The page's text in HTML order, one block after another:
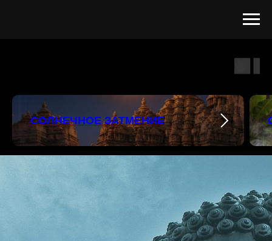
СОЛНЕЧНОЕ ЗАТМЕНИЕ